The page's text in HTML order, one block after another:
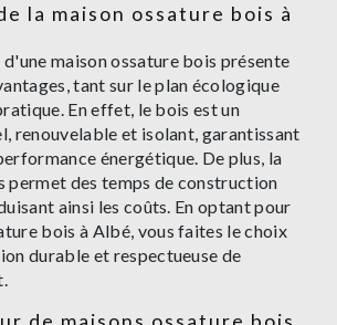
la maison ossature bois à
maison ossature bois présente
tant sur le plan écologique
En effet, le bois est un
renouvelable et isolant, garantissant
énergétique. De plus, la
permet des temps de construction
ainsi les coûts. En optant pour
bois à Albé, vous faites le choix
durable et respectueuse de